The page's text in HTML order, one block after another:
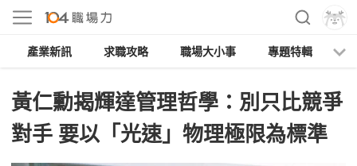
產業新訊 求職攻略 職場大小事 專題特輯
黃仁勳揭輝達管理哲學：別只比競爭
對手 要以「光速」物理極限為標準